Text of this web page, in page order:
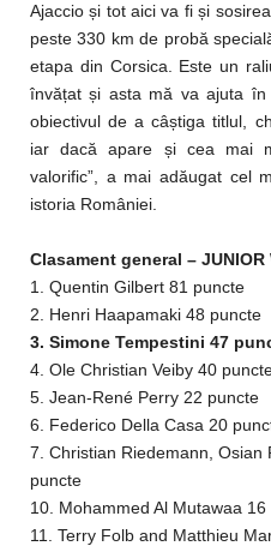
Ajaccio și tot aici va fi și
peste 330 km de probă
etapa din Corsica. Este un
învățat și asta mă va ajuta
obiectivul de a câștiga titlul,
iar dacă apare și cea mai
valorific”, a mai adăugat cel
istoria României.
Clasament general – JUNIOR
1. Quentin Gilbert 81 puncte
2. Henri Haapamaki 48 puncte
3. Simone Tempestini 47
4. Ole Christian Veiby 40
5. Jean-René Perry 22 puncte
6. Federico Della Casa 20
7. Christian Riedemann, Osian
puncte
10. Mohammed Al Mutawaa 16
11. Terry Folb and Matthieu